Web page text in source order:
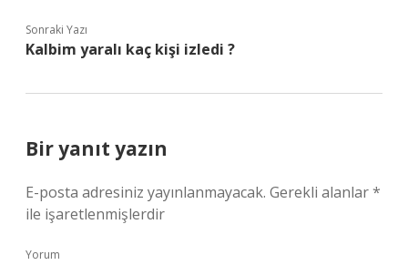
Sonraki Yazı
Kalbim yaralı kaç kişi izledi ?
Bir yanıt yazın
E-posta adresiniz yayınlanmayacak. Gerekli alanlar*
ile işaretlenmişlerdir
Yorum